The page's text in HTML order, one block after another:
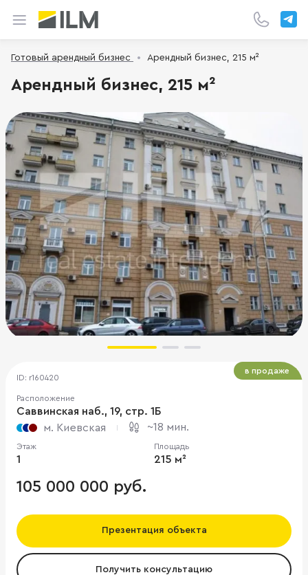
Готовый арендный бизнес Арендный бизнес, 215 м²
Арендный бизнес, 215 м²
ID: r160420
Расположение
Саввинская наб., 19, стр. 1Б
м. Киевская
~18 мин.
Этаж
1
Площадь
215 м²
105 000 000 руб.
Презентация объекта
Получить консультацию
в продаже